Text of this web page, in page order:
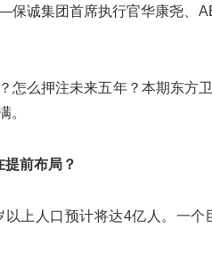
诚集团首席执行官华康尧、
怎么押注未来五年？本期东方
。
前布局？
以上人口预计将达4亿人。一